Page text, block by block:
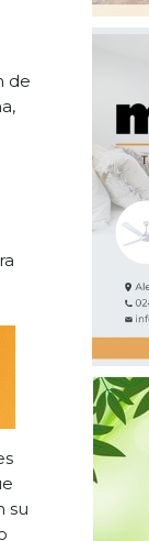
de
su